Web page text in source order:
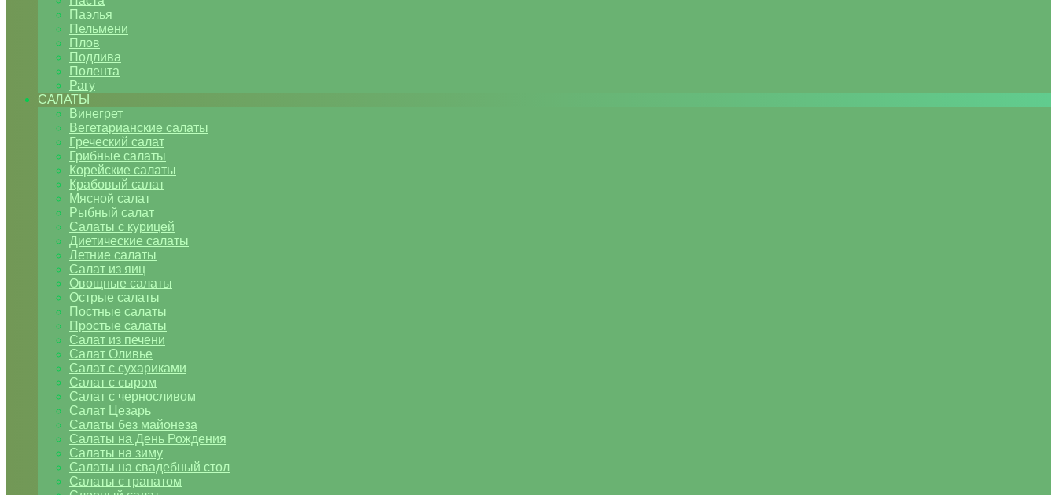
Паэлья
Пельмени
Плов
Подлива
Полента
Рагу
САЛАТЫ
Винегрет
Вегетарианские салаты
Греческий салат
Грибные салаты
Корейские салаты
Крабовый салат
Мясной салат
Рыбный салат
Салаты с курицей
Диетические салаты
Летние салаты
Салат из яиц
Овощные салаты
Острые салаты
Постные салаты
Простые салаты
Салат из печени
Салат Оливье
Салат с сухариками
Салат с сыром
Салат с черносливом
Салат Цезарь
Салаты без майонеза
Салаты на День Рождения
Салаты на зиму
Салаты на свадебный стол
Салаты с гранатом